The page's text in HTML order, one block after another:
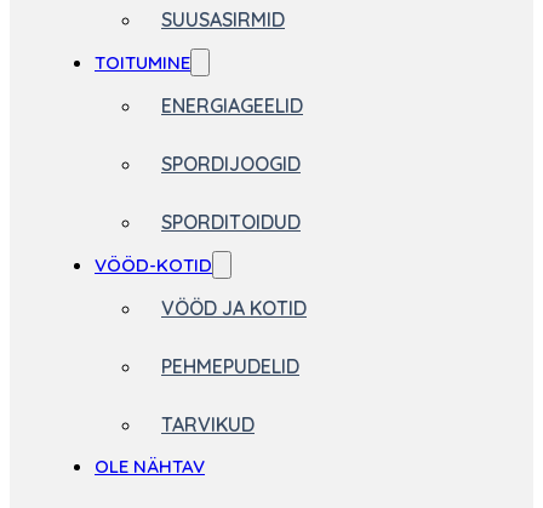
SUUSASIRMID
TOITUMINE
ENERGIAGEELID
SPORDIJOOGID
SPORDITOIDUD
VÖÖD-KOTID
VÖÖD JA KOTID
PEHMEPUDELID
TARVIKUD
OLE NÄHTAV